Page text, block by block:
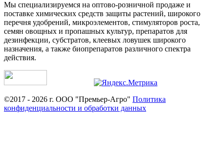
Мы специализируемся на оптово-розничной продаже и
поставке химических средств защиты растений, широкого
перечня удобрений, микроэлементов, стимуляторов роста,
семян овощных и пропашных культур, препаратов для
дезинфекции, субстратов, клеевых ловушек широкого
назначения, а также биопрепаратов различного спектра
действия.
©2017 - 2026 г. ООО "Премьер-Агро" Политика
конфиденциальности и обработки данных